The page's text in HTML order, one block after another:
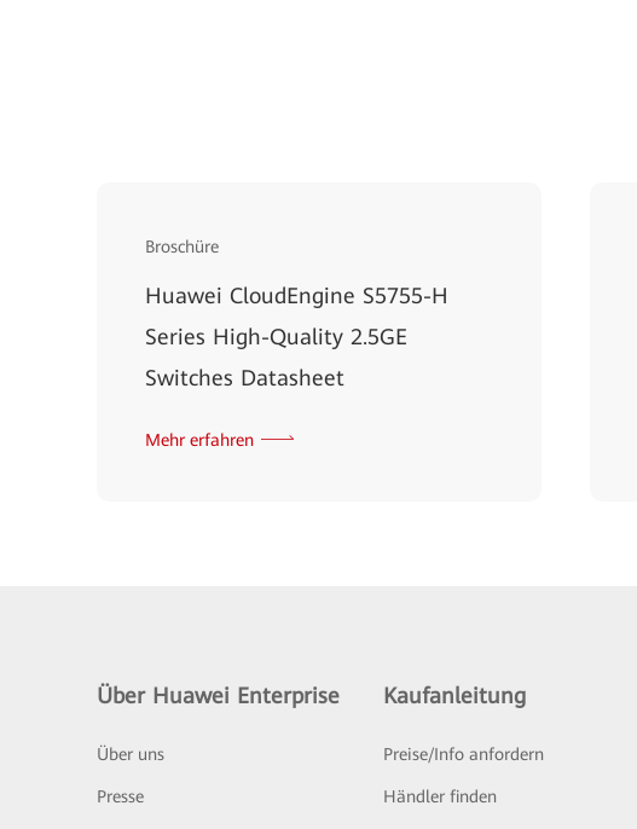
Broschüre
Huawei CloudEngine S5755-H
Series High-Quality 2.5GE
Switches Datasheet
Mehr erfahren
Über Huawei Enterprise
Über uns
Presse
Kaufanleitung
Preise/Info anfordern
Händler finden